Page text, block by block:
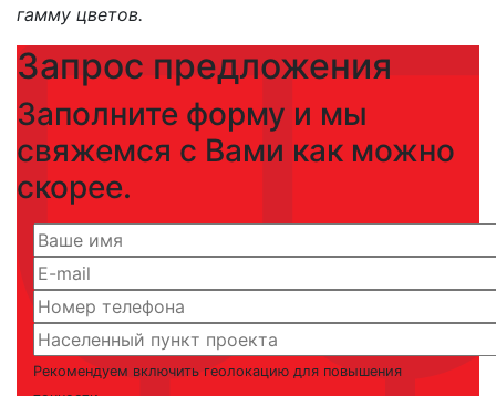
гамму цветов.
Запрос предложения
Заполните форму и мы
свяжемся с Вами как можно
скорее.
Рекомендуем включить геолокацию для повышения